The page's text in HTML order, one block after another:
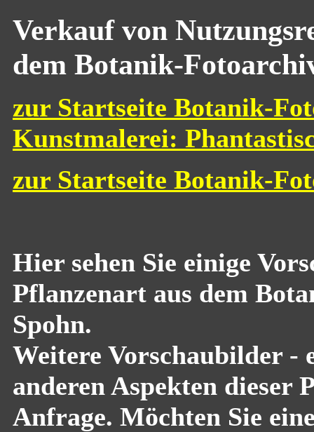
Verkauf von
dem Botanik-
zur Startseite Botanik-
Kunstmalerei:
zur Startseite Botanik-
Hier sehen Sie einige
Pflanzenart aus dem
Spohn.
Weitere Vorschaubilder -
anderen Aspekten dieser
Anfrage. Möchten Sie